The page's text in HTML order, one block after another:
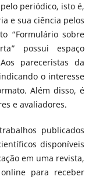
periódico, isto é,
e sua ciência pelos
“Formulário sobre
possui espaço
pareceristas da
o interesse
Além disso, é
e avaliadores.
publicados
disponíveis
em uma revista,
para receber